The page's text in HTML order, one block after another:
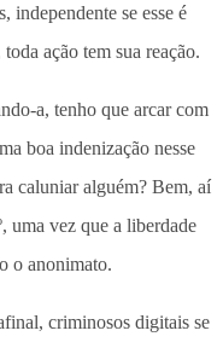
independente se esse é
ação tem sua reação.
a, tenho que arcar com
boa indenização nesse
caluniar alguém? Bem, aí
uma vez que a liberdade
o anonimato.
criminosos digitais se